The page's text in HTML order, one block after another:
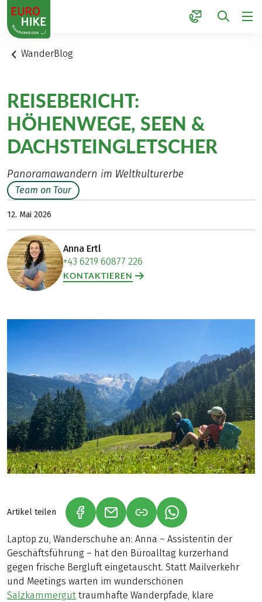
1
WanderBlog
REISEBERICHT:
HÖHENWEGE, SEEN &
DACHSTEINGLETSCHER
Panoramawandern im Weltkulturerbe
Team on Tour
12. Mai 2026
Anna Ertl
+43 6219 60877 226
KONTAKTIEREN
Artikel teilen (LINK ÖFFNET IN NEUEM TAB)
(LINK ÖFFNET IN NEUEM TAB)
(LINK ÖFFNET IN
Laptop zu, Wanderschuhe an: Anna – Assistentin der
Geschäftsführung – hat den Büroalltag kurzerhand
gegen frische Bergluft eingetauscht. Statt Mailverkehr
und Meetings warten im wunderschönen
Salzkammergut traumhafte Wanderpfade, klare